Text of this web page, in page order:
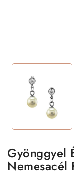
Gyönggyel
Nemesacél